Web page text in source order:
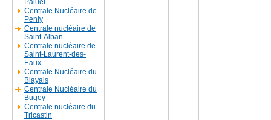
Paluel
Centrale Nucléaire de
Penly
Centrale nucléaire de
Saint-Alban
Centrale nucléaire de
Saint-Laurent-des-
Eaux
Centrale Nucléaire du
Blayais
Centrale Nucléaire du
Bugey
Centrale nucléaire du
Tricastin